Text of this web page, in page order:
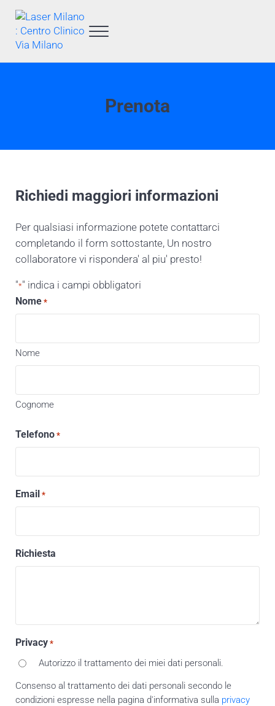
Passa al contenuto principale
Skip to after header navigation
Skip to site footer
Laser Milano : Centro Clinico Via Milano
Centro Laser Rho
Menu
Prenota
Richiedi maggiori informazioni
Per qualsiasi informazione potete contattarci
completando il form sottostante, Un nostro
collaboratore vi rispondera' al piu' presto!
"*" indica i campi obbligatori
Nome *
Nome
Cognome
Telefono *
Email *
Richiesta
Privacy *
Autorizzo il trattamento dei miei dati personali.
Consenso al trattamento dei dati personali secondo le
condizioni espresse nella pagina d'informativa sulla privacy